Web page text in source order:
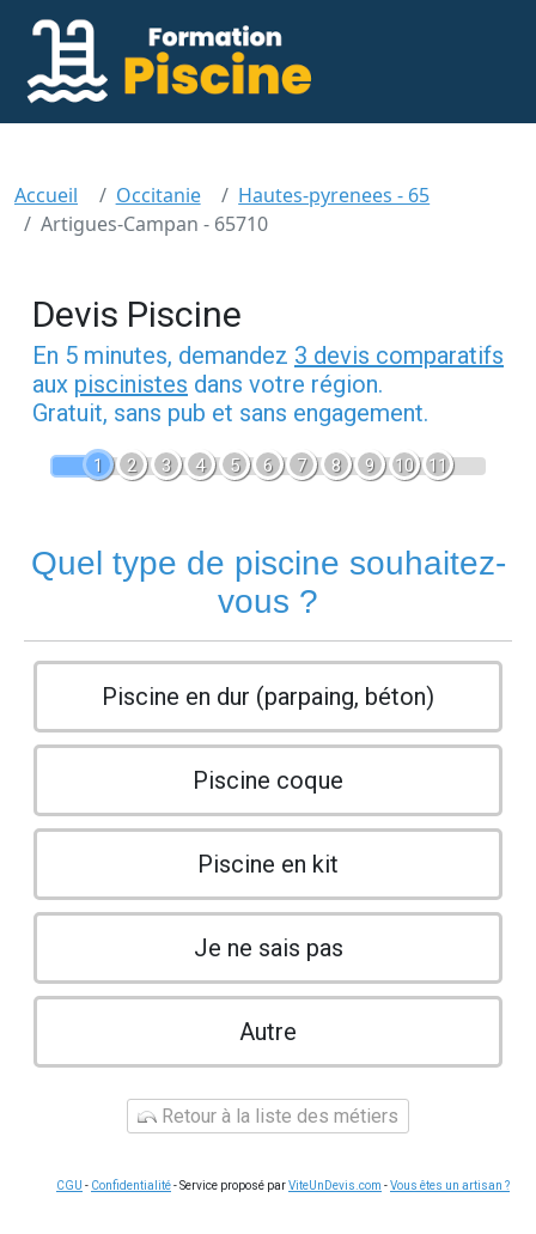
Accueil Occitanie
Hautes-pyrenees - 65
Artigues-Campan - 65710
Devis Piscine
En 5 minutes, demandez 3 devis comparatifs
aux piscinistes dans votre région.
Gratuit, sans pub et sans engagement.
1 2 3 4 5 6 7 8 9 10 11
Quel type de piscine souhaitez-
vous ?
Piscine en dur (parpaing, béton)
Piscine coque
Piscine en kit
Je ne sais pas
Autre
Retour à la liste des métiers
CGU - Confidentialité- Service proposé parViteUnDevis.com -Vous êtes un artisan ?